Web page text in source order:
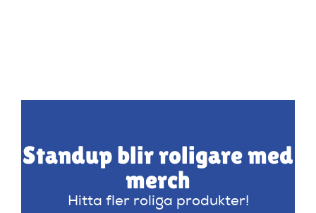
Standup blir roligare med
merch
Hitta fler roliga produkter!